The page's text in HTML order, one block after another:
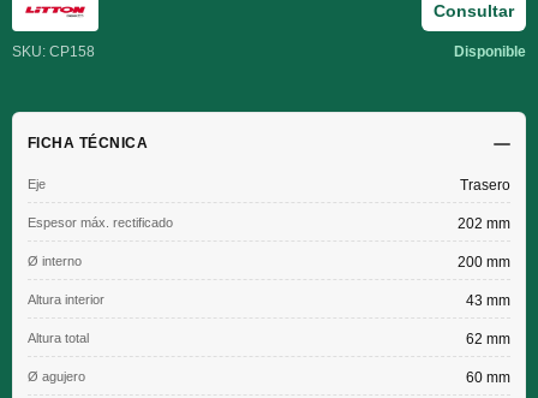
SKU: CP158 Disponible
Consultar
FICHA TÉCNICA
Eje Trasero
Espesor máx. rectificado 202 mm
Ø interno 200 mm
Altura interior 43 mm
Altura total 62 mm
Ø agujero 60 mm